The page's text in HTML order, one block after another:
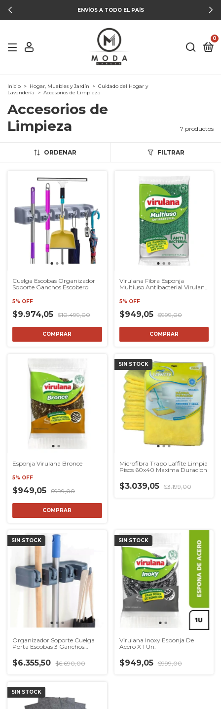
ENVÍOS A TODO EL PAÍS
0
Inicio > Hogar, Muebles y Jardín > Cuidado del Hogar y
Lavandería
> Accesorios de Limpieza
Accesorios de
Limpieza
7 productos
ORDENAR FILTRAR
Cuelga Escobas Organizador
Soporte Ganchos Escobero
5% OFF
$9.974,05 $10.499,00
Virulana Fibra Esponja
Multiuso Antibacterial Virulana
5% OFF
$949,05 $999,00
Esponja Virulana Bronce
5% OFF
$949,05 $999,00
SIN STOCK
Microfibra Trapo Laffite Limpia
Pisos 60x40 Maxima Duracion
$3.039,05 $3.199,00
SIN STOCK
Organizador Soporte Cuelga
Porta Escobas 3 Ganchos
$6.355,50 $6.690,00
SIN STOCK
Virulana Inoxy Esponja De
Acero X 1 Un.
$949,05 $999,00
SIN STOCK